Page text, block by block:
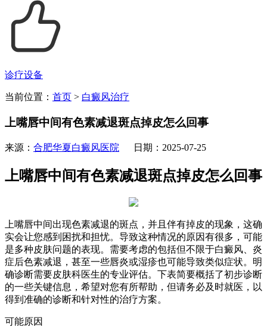
诊疗设备
当前位置： 首页 > 白癜风治疗
上嘴唇中间有色素减退斑点掉皮怎么回事
来源： 合肥华夏白癜风医院 日期：2025-07-25
上嘴唇中间有色素减退斑点掉皮怎么回事
上嘴唇中间出现色素减退的斑点，并且伴有掉皮的现象，这确
实会让您感到困扰和担忧。导致这种情况的原因有很多，可能
是多种皮肤问题的表现。需要考虑的包括但不限于白癜风、炎
症后色素减退，甚至一些唇炎或湿疹也可能导致类似症状。明
确诊断需要皮肤科医生的专业评估。下表简要概括了初步诊断
的一些关键信息，希望对您有所帮助，但请务必及时就医，以
得到准确的诊断和针对性的治疗方案。
可能原因